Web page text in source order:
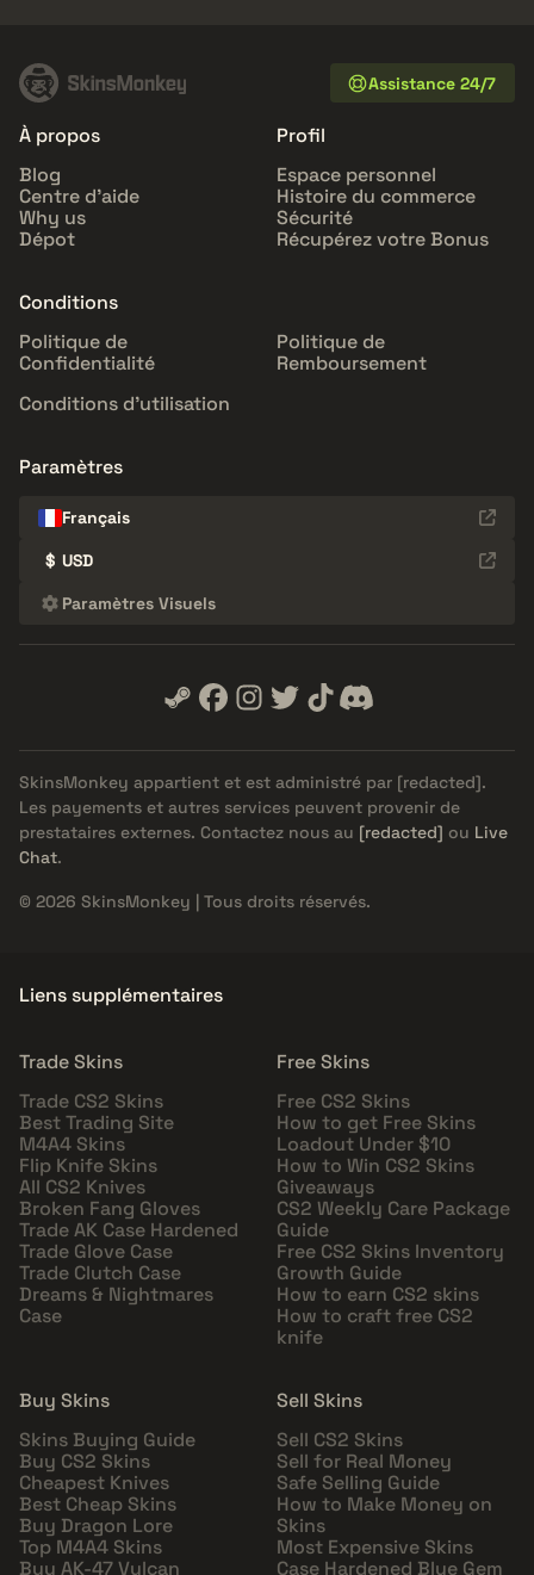
Assistance 24/7
À propos
Blog
Centre d'aide
Why us
Dépot
Profil
Espace personnel
Histoire du commerce
Sécurité
Récupérez votre Bonus
Conditions
Politique de
Confidentialité
Politique de
Remboursement
Conditions d'utilisation
Paramètres
Français
$ USD
Paramètres Visuels
SkinsMonkey appartient et est administré par [redacted].
Les payements et autres services peuvent provenir de
prestataires externes. Contactez nous au [redacted] ou Live
Chat.
© 2026 SkinsMonkey | Tous droits réservés.
Liens supplémentaires
Trade Skins
Trade CS2 Skins
Best Trading Site
M4A4 Skins
Flip Knife Skins
All CS2 Knives
Broken Fang Gloves
Trade AK Case Hardened
Trade Glove Case
Trade Clutch Case
Dreams & Nightmares
Case
Free Skins
Free CS2 Skins
How to get Free Skins
Loadout Under $10
How to Win CS2 Skins
Giveaways
CS2 Weekly Care Package
Guide
Free CS2 Skins Inventory
Growth Guide
How to earn CS2 skins
How to craft free CS2
knife
Buy Skins
Skins Buying Guide
Buy CS2 Skins
Cheapest Knives
Best Cheap Skins
Buy Dragon Lore
Top M4A4 Skins
Buy AK-47 Vulcan
Sell Skins
Sell CS2 Skins
Sell for Real Money
Safe Selling Guide
How to Make Money on
Skins
Most Expensive Skins
Case Hardened Blue Gem